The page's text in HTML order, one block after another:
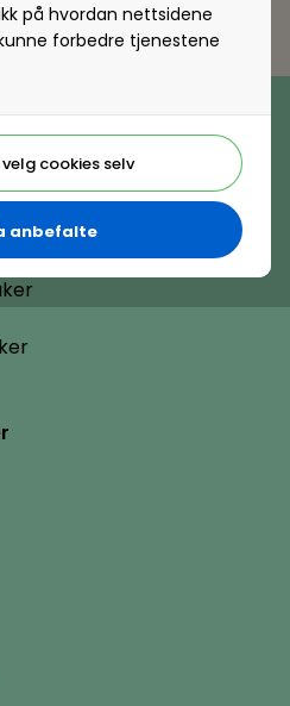
på hvordan nettsidene
forbedre tjenestene
cookies selv
anbefalte